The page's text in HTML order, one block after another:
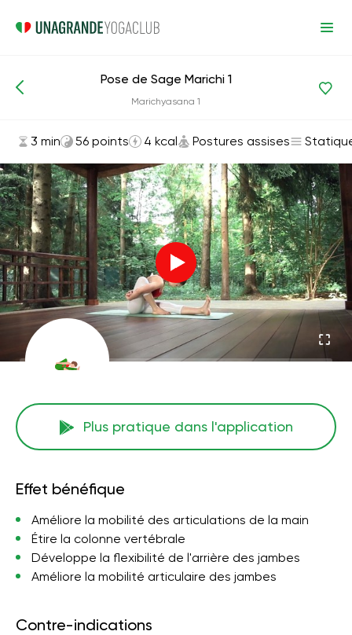
Asanas et exercices Postures assises
Pose de Sage Marichi 1
Marichyasana 1
3 min 56 points 4 kcal Postures assises
Plus pratique dans l'application
Effet bénéfique
Améliore la mobilité des articulations de la main
Étire la colonne vertébrale
Développe la flexibilité de l'arrière des jambes
Améliore la mobilité articulaire des jambes
Contre-indications